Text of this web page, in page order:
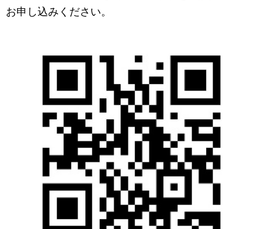
お申し込みください。